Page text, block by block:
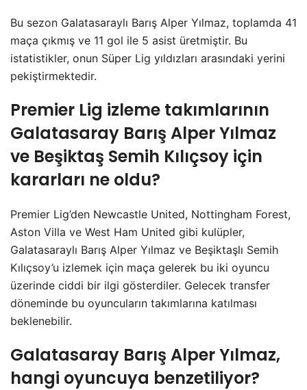
Bu sezon Galatasaraylı Barış Alper Yılmaz, toplamda 41
maça çıkmış ve 11 gol ile 5 asist üretmiştir. Bu
istatistikler, onun Süper Lig yıldızları arasındaki yerini
pekiştirmektedir.
Premier Lig izleme takımlarının
Galatasaray Barış Alper Yılmaz
ve Beşiktaş Semih Kılıçsoy için
kararları ne oldu?
Premier Lig’den Newcastle United, Nottingham Forest,
Aston Villa ve West Ham United gibi kulüpler,
Galatasaraylı Barış Alper Yılmaz ve Beşiktaşlı Semih
Kılıçsoy’u izlemek için maça gelerek bu iki oyuncu
üzerinde ciddi bir ilgi gösterdiler. Gelecek transfer
döneminde bu oyuncuların takımlarına katılması
beklenebilir.
Galatasaray Barış Alper Yılmaz,
hangi oyuncuya benzetiliyor?